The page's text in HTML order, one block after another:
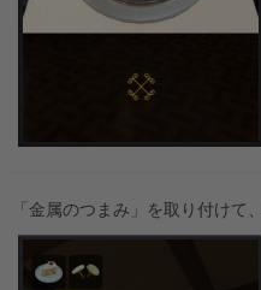
「金属のつまみ」を取り付けて